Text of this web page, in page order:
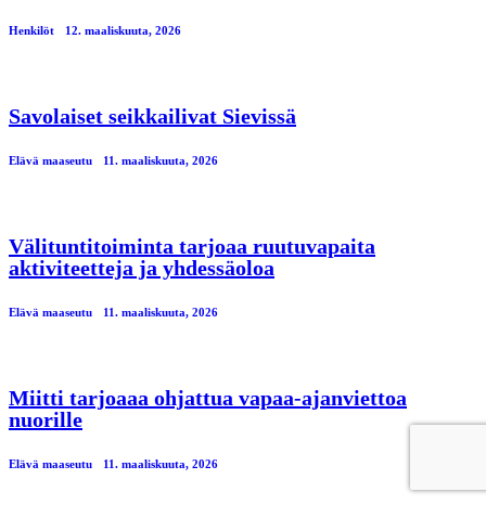
Henkilöt 12. maaliskuuta, 2026
Savolaiset seikkailivat Sievissä
Elävä maaseutu 11. maaliskuuta, 2026
Välituntitoiminta tarjoaa ruutuvapaita
aktiviteetteja ja yhdessäoloa
Elävä maaseutu 11. maaliskuuta, 2026
Miitti tarjoaaa ohjattua vapaa-ajanviettoa
nuorille
Elävä maaseutu 11. maaliskuuta, 2026